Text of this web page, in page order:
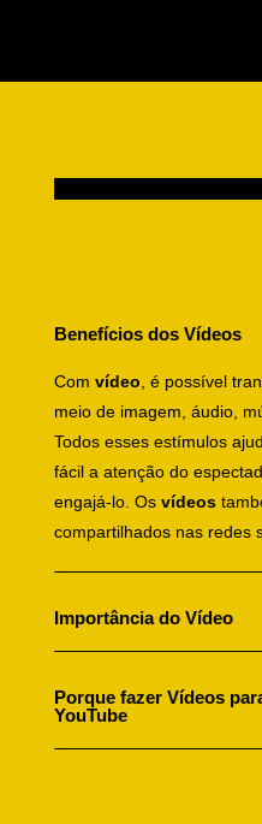
Benefícios dos Vídeos
Com vídeo , é possível
meio de imagem, áudio,
Todos esses estímulos
fácil a atenção do
engajá-lo. Os vídeos
compartilhados nas redes
Importância do Vídeo
Porque fazer Vídeos
YouTube